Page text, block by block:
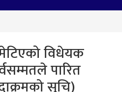
विधेयक
पारित
सुचि)